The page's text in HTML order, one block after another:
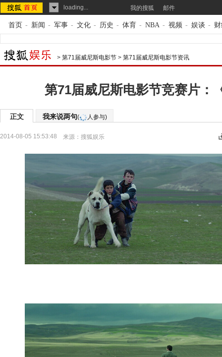
loading... 我的搜狐 邮件
首页 - 新闻 - 军事 - 文化 - 历史 - 体育 - NBA - 视频 - 娱谈 -
> 第71届威尼斯电影节 > 第71届威尼斯电影节资讯
第71届威尼斯电影节竞赛片：
正文 我来说两句( 人参与)
2014-08-05 15:53:48 来源： 搜狐娱乐